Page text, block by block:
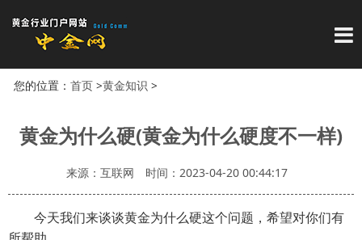
导
您的位置： 首页>黄金知识 >
黄金为什么硬(黄金为什么硬度不一样)
来源：互联网 时间：2023-04-20 00:44:17
今天我们来谈谈黄金为什么硬这个问题，希望对你们有